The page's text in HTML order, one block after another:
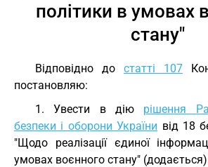
політики в умовах
стану"
Відповідно до статті 107
постановляю:
1. Увести в дію рішення
безпеки і оборони України від 18
"Щодо реалізації єдиної
умовах воєнного стану"